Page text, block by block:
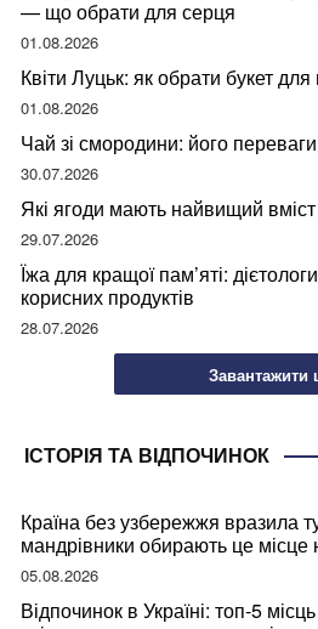
— що обрати для серця
01.08.2026
Квіти Луцьк: як обрати букет
01.08.2026
Чай зі смородини: його
30.07.2026
Які ягоди мають найвищий вміст
29.07.2026
Їжа для кращої пам’яті:
корисних продуктів
28.07.2026
Завантажити
ІСТОРІЯ ТА ВІДПОЧИНОК
Країна без узбережжя вразила
мандрівники обирають це місце
05.08.2026
Відпочинок в Україні: топ-5